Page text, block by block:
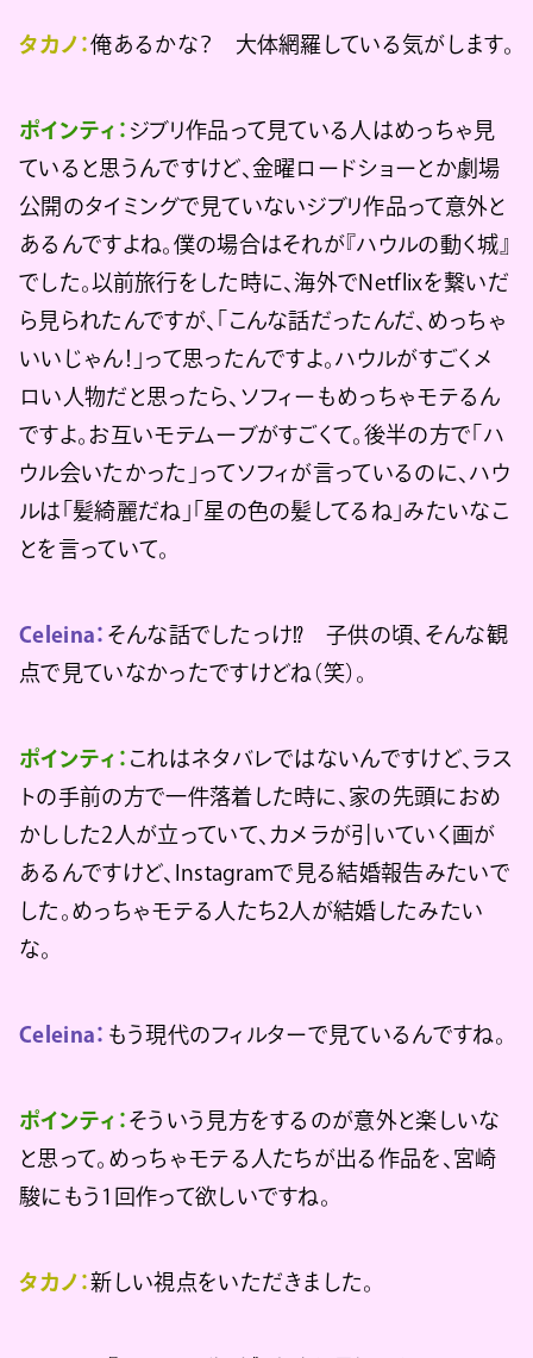
タカノ：俺あるかな？ 大体網羅している気がします。
ポインティ： ジブリ作品って見ている人はめっちゃ見
ていると思うんですけど、金曜ロードショーとか劇場
公開のタイミングで見ていないジブリ作品って意外と
あるんですよね。僕の場合はそれが『ハウルの動く城』
でした。以前旅行をした時に、海外でNetflixを繋いだ
ら見られたんですが、「こんな話だったんだ、めっちゃ
いいじゃん！」って思ったんですよ。ハウルがすごくメ
ロい人物だと思ったら、ソフィーもめっちゃモテるん
ですよ。お互いモテムーブがすごくて。後半の方で「ハ
ウル会いたかった」ってソフィが言っているのに、ハウ
ルは「髪綺麗だね」「星の色の髪してるね」みたいなこ
とを言っていて。
Celeina： そんな話でしたっけ⁉︎ 子供の頃、そんな観
点で見ていなかったですけどね（笑）。
ポインティ： これはネタバレではないんですけど、ラス
トの手前の方で一件落着した時に、家の先頭におめ
かしした2人が立っていて、カメラが引いていく画が
あるんですけど、Instagramで見る結婚報告みたいで
した。めっちゃモテる人たち2人が結婚したみたい
な。
Celeina： もう現代のフィルターで見ているんですね。
ポインティ： そういう見方をするのが意外と楽しいな
と思って。めっちゃモテる人たちが出る作品を、宮崎
駿にもう1回作って欲しいですね。
タカノ：新しい視点をいただきました。